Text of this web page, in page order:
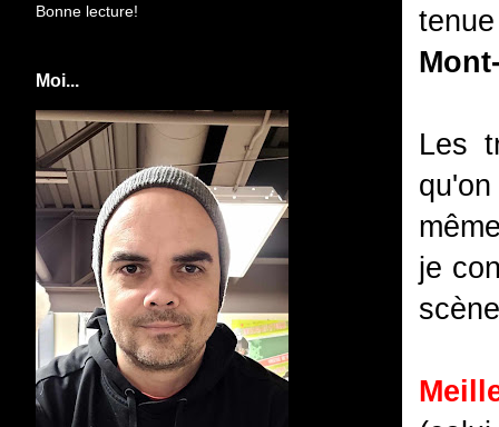
Les
je
Bonne lecture!
Moi...